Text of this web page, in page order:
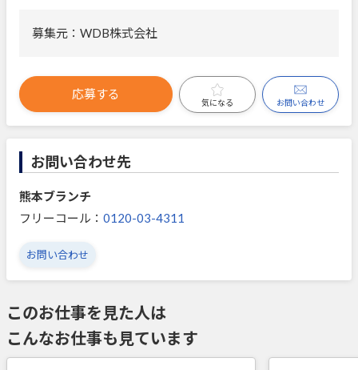
募集元：WDB株式会社
応募する
気になる お問い合わせ
お問い合わせ先
熊本ブランチ
フリーコール： 0120-03-4311
お問い合わせ
このお仕事を見た人は
こんなお仕事も見ています